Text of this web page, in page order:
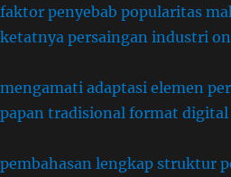
faktor penyebab popularitas
ketatnya persaingan industri
mengamati adaptasi elemen
papan tradisional format digital
pembahasan lengkap struktur